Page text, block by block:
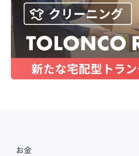
お金